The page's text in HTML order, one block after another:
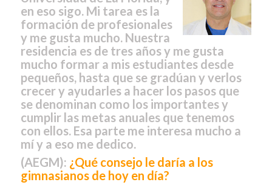
en eso sigo. Mi tarea es la
formación de profesionales
y me gusta mucho. Nuestra
residencia es de tres años y me gusta
mucho formar a mis estudiantes desde
pequeños, hasta que se gradúan y verlos
crecer y ayudarles a hacer los pasos que
se denominan como los importantes y
cumplir las metas anuales que tenemos
con ellos. Esa parte me interesa mucho a
mí y a eso me dedico.
(AEGM): ¿Qué consejo le daría a los
gimnasianos de hoy en día?